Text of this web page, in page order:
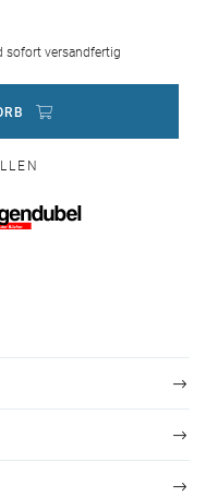
sofort versandfertig